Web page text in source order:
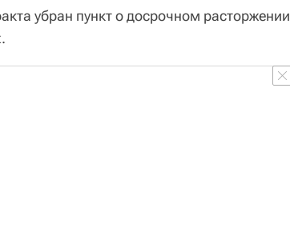
убран пункт о досрочном расторжении